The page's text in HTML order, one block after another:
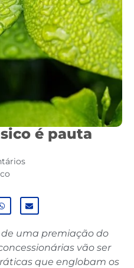
é pauta
uma premiação do
vão ser
que englobam os